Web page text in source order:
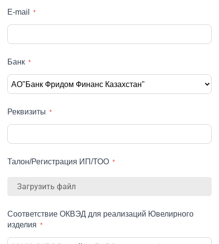
E-mail
Банк
Реквизиты
Талон/Регистрация ИП/ТОО
Загрузить файл
Соответствие ОКВЭД для реализаций Ювелирного
изделия